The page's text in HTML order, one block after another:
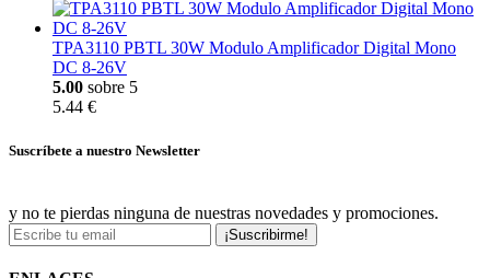
TPA3110 PBTL 30W Modulo Amplificador Digital Mono
DC 8-26V
5.00 sobre 5
5.44 €
Suscríbete a nuestro Newsletter
y no te pierdas ninguna de nuestras novedades y promociones.
¡Suscribirme!